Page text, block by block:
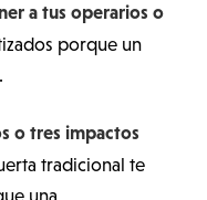
a tus operarios o
porque un
o tres impactos
tradicional te